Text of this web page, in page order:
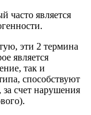
часто является
эти 2 термина
является
так и
способствуют
счет нарушения